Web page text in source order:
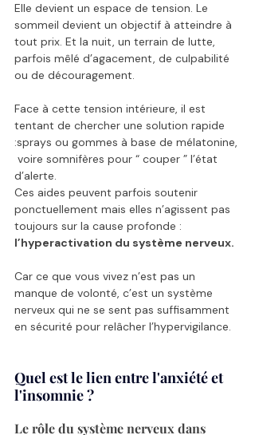
Elle devient un espace de tension. Le
sommeil devient un objectif à atteindre à
tout prix. Et la nuit, un terrain de lutte,
parfois mêlé d’agacement, de culpabilité
ou de découragement.
Face à cette tension intérieure, il est
tentant de chercher une solution rapide
:sprays ou gommes à base de mélatonine,
voire somnifères pour “ couper ” l’état
d’alerte.
Ces aides peuvent parfois soutenir
ponctuellement mais elles n’agissent pas
toujours sur la cause profonde :
l’hyperactivation du système nerveux.
Car ce que vous vivez n’est pas un
manque de volonté, c’est un système
nerveux qui ne se sent pas suffisamment
en sécurité pour relâcher l’hypervigilance.
Quel est le lien entre l'anxiété et
l'insomnie ?
Le rôle du système nerveux dans